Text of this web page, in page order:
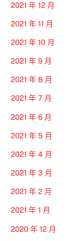
2021 年 12 月
2021 年 11 月
2021 年 10 月
2021 年 9 月
2021 年 8 月
2021 年 7 月
2021 年 6 月
2021 年 5 月
2021 年 4 月
2021 年 3 月
2021 年 2 月
2021 年 1 月
2020 年 12 月